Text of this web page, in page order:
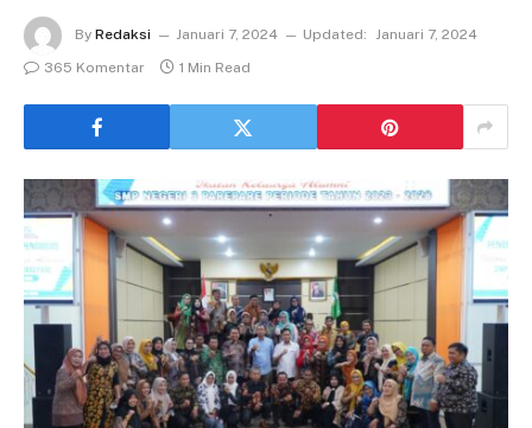
By Redaksi Januari 7, 2024 Updated: Januari 7, 2024
365 Komentar
1 Min Read